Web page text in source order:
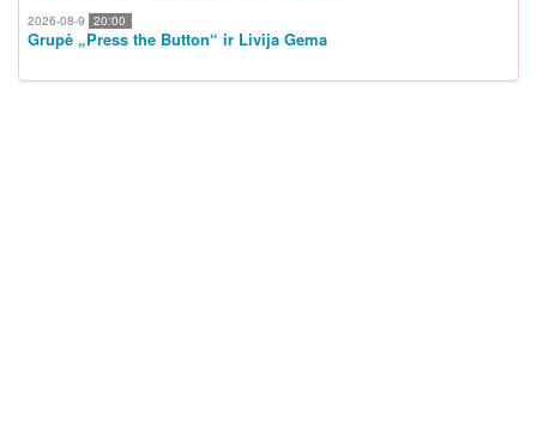
2026-08-9 20:00
Grupė „Press the Button“ ir Livija Gema